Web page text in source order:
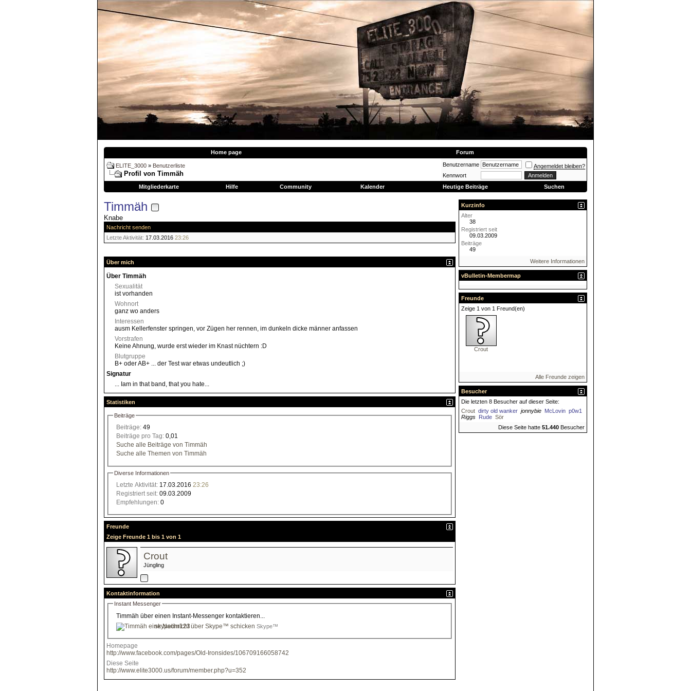
Home page Forum
ELITE_3000 » Benutzerliste
Profil von Timmäh
Benutzername
Angemeldet bleiben?
Kennwort
Mitgliederkarte
Hilfe Community Kalender Heutige Beiträge Suchen
Timmäh
Knabe
Nachricht senden
Letzte Aktivität: 17.03.2016 23:26
Über mich
Über Timmäh
Sexualität
ist vorhanden
Wohnort
ganz wo anders
Interessen
ausm Kellerfenster springen, vor Zügen her rennen, im dunkeln dicke männer anfassen
Vorstrafen
Keine Ahnung, wurde erst wieder im Knast nüchtern :D
Blutgruppe
B+ oder AB+ ... der Test war etwas undeutlich ;)
Signatur
... Iam in that band, that you hate...
Statistiken
Beiträge
Beiträge: 49
Beiträge pro Tag: 0,01
Suche alle Beiträge von Timmäh
Suche alle Themen von Timmäh
Diverse Informationen
Letzte Aktivität: 17.03.2016 23:26
Registriert seit: 09.03.2009
Empfehlungen: 0
Freunde
Zeige Freunde 1 bis 1 von 1
Crout
Jüngling
Kontaktinformation
Instant Messenger
Timmäh über einen Instant-Messenger kontaktieren...
Skype™
skypetim123
Homepage
http://www.facebook.com/pages/Old-Ironsides/106709166058742
Diese Seite
http://www.elite3000.us/forum/member.php?u=352
Kurzinfo
Alter
38
Registriert seit
09.03.2009
Beiträge
49
Weitere Informationen
vBulletin-Membermap
Freunde
Zeige 1 von 1 Freund(en)
Crout
Alle Freunde zeigen
Besucher
Die letzten 8 Besucher auf dieser Seite:
Crout dirty old wanker jonnybie McLovin p0w1
Riggs Rude Sör
Diese Seite hatte 51.440 Besucher